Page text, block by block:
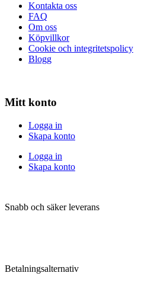
Kontakta oss
FAQ
Om oss
Köpvillkor
Cookie och integritetspolicy
Blogg
Mitt konto
Logga in
Skapa konto
Logga in
Skapa konto
Snabb och säker leverans
Betalningsalternativ